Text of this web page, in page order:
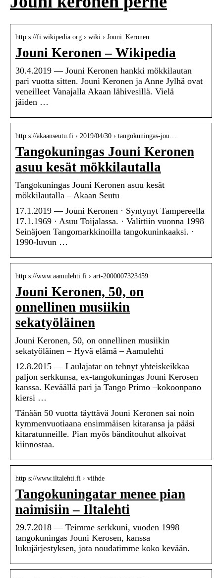
http s://fi.wikipedia.org › wiki › Jouni_Keronen
Jouni Keronen – Wikipedia
30.4.2019 — Jouni Keronen hankki mökkilautan
pari vuotta sitten. Jouni Keronen ja Anne Jylhä ovat
veneilleet Vanajalla Akaan lähivesillä. Vielä
jäiden …
http s://akaanseutu.fi › 2019/04/30 › tangokuningas-jou…
Tangokuningas Jouni Keronen
asuu kesät mökkilautalla
Tangokuningas Jouni Keronen asuu kesät
mökkilautalla – Akaan Seutu
17.1.2019 — Jouni Keronen · Syntynyt Tampereella
17.1.1969 · Asuu Toijalassa. · Valittiin vuonna 1998
Seinäjoen Tangomarkkinoilla tangokuninkaaksi. ·
1990-luvun …
http s://www.aamulehti.fi › art-2000007323459
Jouni Keronen, 50, on
onnellinen musiikin
sekatyöläinen
Jouni Keronen, 50, on onnellinen musiikin
sekatyöläinen – Hyvä elämä – Aamulehti
12.8.2015 — Laulajatar on tehnyt yhteiskeikkaa
paljon serkkunsa, ex-tangokuningas Jouni Kerosen
kanssa. Keväällä pari ja Tango Primo –kokoonpano
kiersi …
Tänään 50 vuotta täyttävä Jouni Keronen sai noin
kymmenvuotiaana ensimmäisen kitaransa ja pääsi
kitaratunneille. Pian myös bänditouhut alkoivat
kiinnostaa.
http s://www.iltalehti.fi › viihde
Tangokuningatar menee pian
naimisiin – Iltalehti
29.7.2018 — Teimme serkkuni, vuoden 1998
tangokuningas Jouni Kerosen, kanssa
lukujärjestyksen, jota noudatimme koko kevään.